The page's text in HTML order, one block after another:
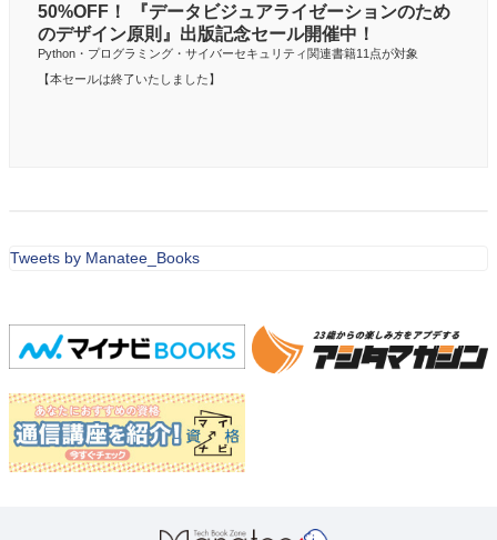
50%OFF！ 『データビジュアライゼーションのため
のデザイン原則』出版記念セール開催中！
Python・プログラミング・サイバーセキュリティ関連書籍11点が対象
【本セールは終了いたしました】
Tweets by Manatee_Books